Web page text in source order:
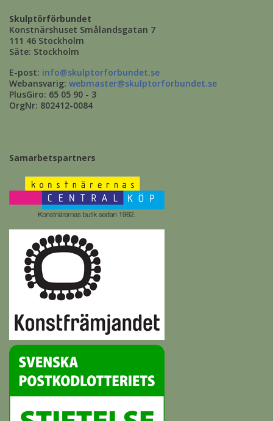
Skulptörförbundet
Konstnärshuset Smålandsgatan 7
111 46 Stockholm
Säte: Stockholm
E-post: info@skulptorforbundet.se
Webansvarig: webmaster@skulptorforbundet.se
PlusGiro: 65 05 90 - 3
OrgNr: 802412-0084
Samarbetspartners